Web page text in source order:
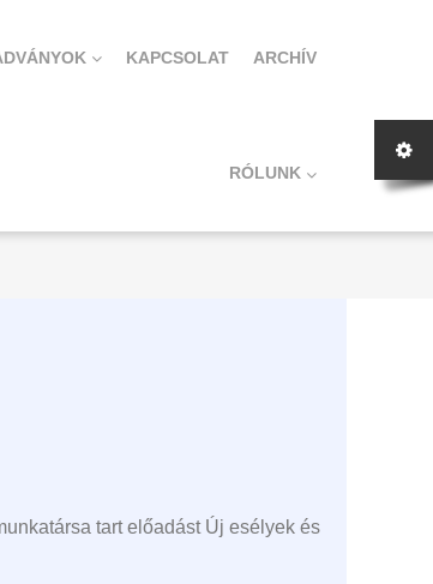
KAPCSOLAT ARCHÍV
RÓLUNK
tart előadást Új esélyek és